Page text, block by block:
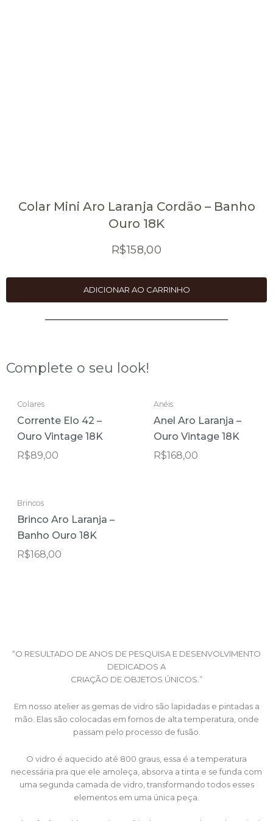
Colar Mini Aro Laranja Cordão – Banho
Ouro 18K
R$158,00
ADICIONAR AO CARRINHO
Complete o seu look!
Colares
Corrente Elo 42 –
Ouro Vintage 18K
R$89,00
Anéis
Anel Aro Laranja –
Ouro Vintage 18K
R$168,00
Brincos
Brinco Aro Laranja –
Banho Ouro 18K
R$168,00
“O RESULTADO DE ANOS DE PESQUISA E DESENVOLVIMENTO
DEDICADOS A
CRIAÇÃO DE OBJETOS ÚNICOS.”
Em nosso atelier as gemas de vidro são lapidadas e pintadas a
mão. Elas são colocadas em fornos de alta temperatura, onde
passam pelo processo de fusão.
O vidro é aquecido até 800 graus, essa é a temperatura
necessária pra que ele amoleça, absorva a tinta e se funda com
uma segunda camada de vidro, transformando todos esses
elementos em uma única peça.